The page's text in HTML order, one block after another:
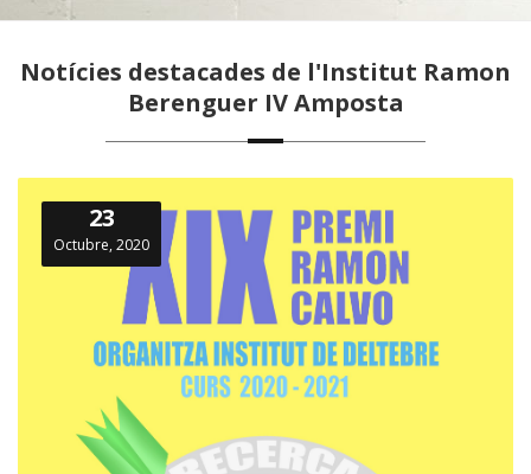
Notícies destacades de l'Institut Ramon
Berenguer IV Amposta
23
Octubre, 2020